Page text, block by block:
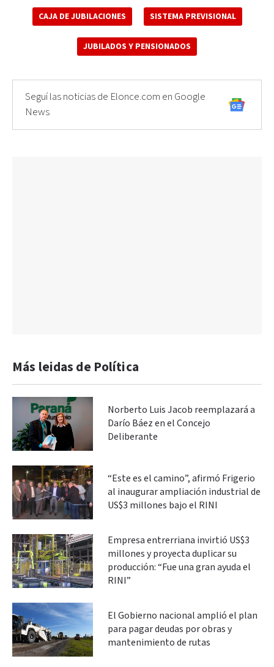
CAJA DE JUBILACIONES SISTEMA PREVISIONAL
JUBILADOS Y PENSIONADOS
Seguí las noticias de Elonce.com en Google
News
Más leidas de Política
Norberto Luis Jacob reemplazará a
Darío Báez en el Concejo
Deliberante
“Este es el camino”, afirmó Frigerio
al inaugurar ampliación industrial de
US$3 millones bajo el RINI
Empresa entrerriana invirtió US$3
millones y proyecta duplicar su
producción: “Fue una gran ayuda el
RINI”
El Gobierno nacional amplió el plan
para pagar deudas por obras y
mantenimiento de rutas